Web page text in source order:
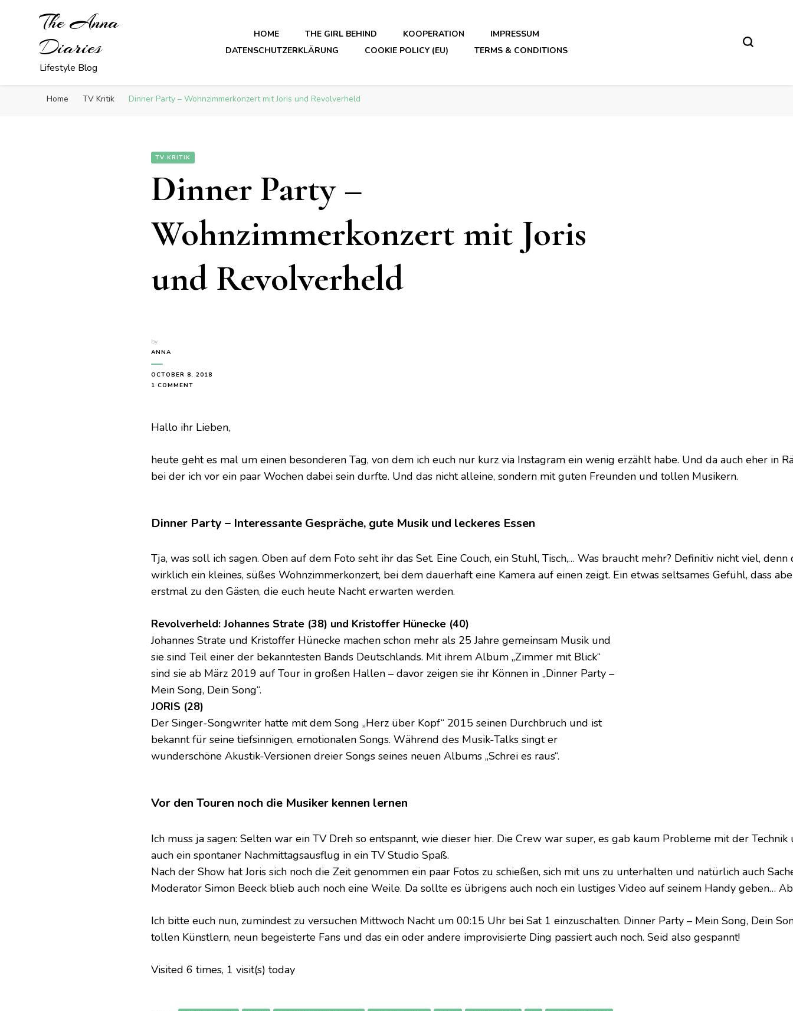
The Anna
Diaries
Lifestyle Blog
HOME THE GIRL BEHIND KOOPERATION
IMPRESSUM
DATENSCHUTZERKLÄRUNG
COOKIE POLICY (EU) TERMS & CONDITIONS
Home TV Kritik Dinner Party – Wohnzimmerkonzert mit Joris und Revolverheld
TV KRITIK
Dinner Party –
Wohnzimmerkonzert mit Joris
und Revolverheld
by
ANNA
OCTOBER 8, 2018
1 COMMENT
WOHNZIMMERKONZERT
UND
Hallo ihr Lieben,
heute geht es mal um einen besonderen Tag, von dem ich euch nur kurz via Instagram ein wenig erzählt habe. Und da auch eher in
bei der ich vor ein paar Wochen dabei sein durfte. Und das nicht alleine, sondern mit guten Freunden und tollen Musikern.
Dinner Party – Interessante Gespräche, gute Musik und leckeres Essen
Tja, was soll ich sagen. Oben auf dem Foto seht ihr das Set. Eine Couch, ein Stuhl, Tisch,… Was braucht mehr? Definitiv nicht viel,
wirklich ein kleines, süßes Wohnzimmerkonzert, bei dem dauerhaft eine Kamera auf einen zeigt. Ein etwas seltsames Gefühl, dass
erstmal zu den Gästen, die euch heute Nacht erwarten werden.
Revolverheld: Johannes Strate (38) und Kristoffer Hünecke (40)
Johannes Strate und Kristoffer Hünecke machen schon mehr als 25 Jahre gemeinsam Musik und
sie sind Teil einer der bekanntesten Bands Deutschlands. Mit ihrem Album „Zimmer mit Blick“
sind sie ab März 2019 auf Tour in großen Hallen – davor zeigen sie ihr Können in „Dinner Party –
Mein Song, Dein Song“.
JORIS (28)
Der Singer-Songwriter hatte mit dem Song „Herz über Kopf“ 2015 seinen Durchbruch und ist
bekannt für seine tiefsinnigen, emotionalen Songs. Während des Musik-Talks singt er
wunderschöne Akustik-Versionen dreier Songs seines neuen Albums „Schrei es raus“.
Vor den Touren noch die Musiker kennen lernen
Ich muss ja sagen: Selten war ein TV Dreh so entspannt, wie dieser hier. Die Crew war super, es gab kaum Probleme mit der
auch ein spontaner Nachmittagsausflug in ein TV Studio Spaß.
Nach der Show hat Joris sich noch die Zeit genommen ein paar Fotos zu schießen, sich mit uns zu unterhalten und natürlich auch
Moderator Simon Beeck blieb auch noch eine Weile. Da sollte es übrigens auch noch ein lustiges Video auf seinem Handy geben…
Ich bitte euch nun, zumindest zu versuchen Mittwoch Nacht um 00:15 Uhr bei Sat 1 einzuschalten. Dinner Party – Mein Song, Dein
tollen Künstlern, neun begeisterte Fans und das ein oder andere improvisierte Ding passiert auch noch. Seid also gespannt!
Visited 6 times, 1 visit(s) today